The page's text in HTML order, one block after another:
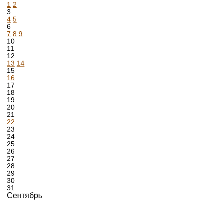
1 2
3
4 5
6
7 8 9
10
11
12
13 14
15
16
17
18
19
20
21
22
23
24
25
26
27
28
29
30
31
Сентябрь